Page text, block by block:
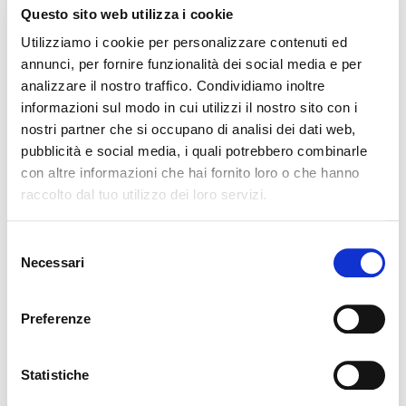
Questo sito web utilizza i cookie
Utilizziamo i cookie per personalizzare contenuti ed
annunci, per fornire funzionalità dei social media e per
analizzare il nostro traffico. Condividiamo inoltre
informazioni sul modo in cui utilizzi il nostro sito con i
nostri partner che si occupano di analisi dei dati web,
pubblicità e social media, i quali potrebbero combinarle
con altre informazioni che hai fornito loro o che hanno
raccolto dal tuo utilizzo dei loro servizi.
delNecessari
Preferenze
Statistiche
Siamo tutti feriti dalla bellezza, anche senza
esserne coscienti?
Sì, siamo tutti feriti, ma c’è come un’anestesia
culturale che vorrebbe impedirci di sentire il dolore
di questa ferita del cuore. C’è tanta falsa bellezza
che rende l’uomo odierno apparentemente
insensibile alla bellezza, come all’amore e alla verità.
che ci richiama al dono originale della bellezza di
Esiste la Bellezza con la maiuscola, oggettiva,
È la Bellezza originale, cioè l’Essere in cui tutta la